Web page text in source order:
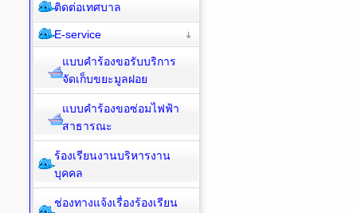
ติดต่อเทศบาล
E-service
แบบคำร้องขอรับบริการ
จัดเก็บขยะมูลฝอย
แบบคำร้องขอซ่อมไฟฟ้า
สาธารณะ
ร้องเรียนงานบริหารงาน
บุคคล
ช่องทางแจ้งเรื่องร้องเรียน